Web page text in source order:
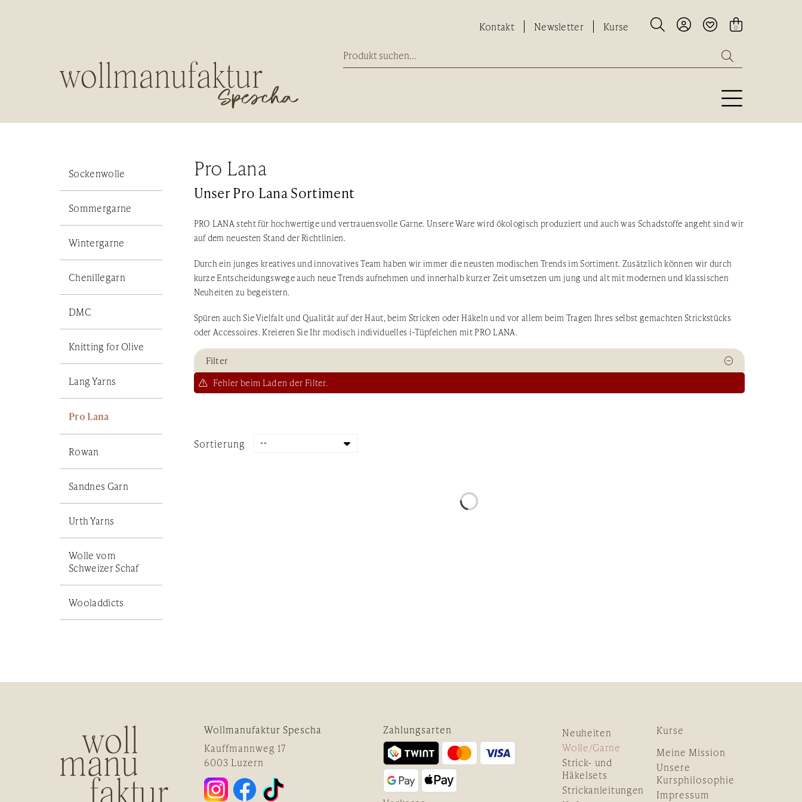
Kontakt Newsletter Kurse    0


Sockenwolle
Sommergarne
Wintergarne
Chenillegarn
DMC
Knitting for Olive
Lang Yarns
Pro Lana
Rowan
Sandnes Garn
Urth Yarns
Wolle vom
Schweizer Schaf
Wooladdicts
Pro Lana
Unser Pro Lana Sortiment
PRO LANA steht für hochwertige und vertrauensvolle Garne. Unsere Ware wird ökologisch produziert und auch was Schadstoffe angeht sind wir
auf dem neuesten Stand der Richtlinien.
Durch ein junges kreatives und innovatives Team haben wir immer die neusten modischen Trends im Sortiment. Zusätzlich können wir durch
kurze Entscheidungswege auch neue Trends aufnehmen und innerhalb kurzer Zeit umsetzen um jung und alt mit modernen und klassischen
Neuheiten zu begeistern.
Spüren auch Sie Vielfalt und Qualität auf der Haut, beim Stricken oder Häkeln und vor allem beim Tragen Ihres selbst gemachten Strickstücks
oder Accessoires. Kreieren Sie Ihr modisch individuelles i-Tüpfelchen mit PRO LANA.
Filter
Fehler beim Laden der Filter.
Sortierung
Wollmanufaktur Spescha
Kauffmannweg 17
6003 Luzern
Zahlungsarten
Neuheiten
Wolle/Garne
Strick- und
Häkelsets
Strickanleitungen
Kurse
Meine Mission
Unsere
Kursphilosophie
Impressum